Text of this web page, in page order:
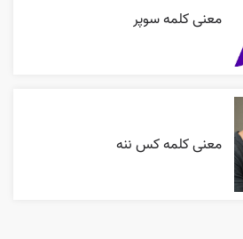
معنی کلمه سوپر
معنی کلمه کس ننه